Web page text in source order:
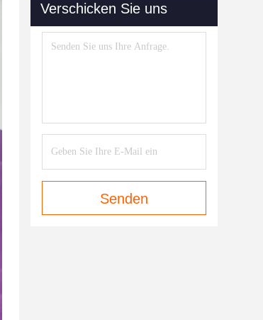
Verschicken Sie uns
Senden